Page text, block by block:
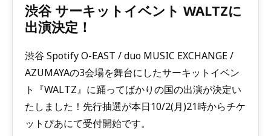
渋谷 サーキットイベント WALTZに
出演決定！
渋谷 Spotify O-EAST / duo MUSIC EXCHANGE /
AZUMAYAの3会場を舞台にしたサーキットイベン
ト『WALTZ』に踊ってばかりの国の出演が決定い
たしました！先行抽選が本日10/2(月)21時からチケ
ットぴあにて受付開始です。